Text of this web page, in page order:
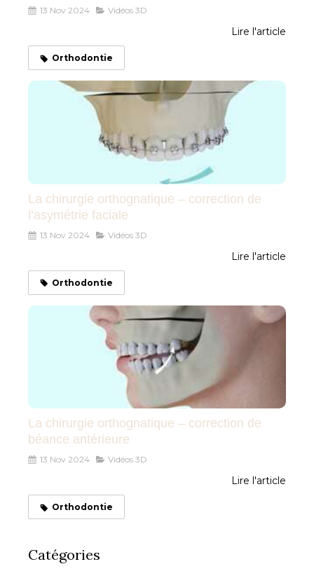
13 Nov 2024 Vidéos 3D
Lire l'article
Orthodontie
La chirurgie orthognatique – correction de
l’asymétrie faciale
13 Nov 2024 Vidéos 3D
Lire l'article
Orthodontie
La chirurgie orthognatique – correction de
béance antérieure
13 Nov 2024 Vidéos 3D
Lire l'article
Orthodontie
Catégories